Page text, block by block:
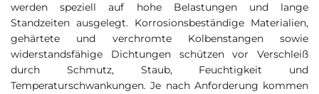
werden speziell auf hohe Belastungen und lange
Standzeiten ausgelegt. Korrosionsbeständige Materialien,
gehärtete und verchromte Kolbenstangen sowie
widerstandsfähige Dichtungen schützen vor Verschleiß
durch Schmutz, Staub, Feuchtigkeit und
Temperaturschwankungen. Je nach Anforderung kommen